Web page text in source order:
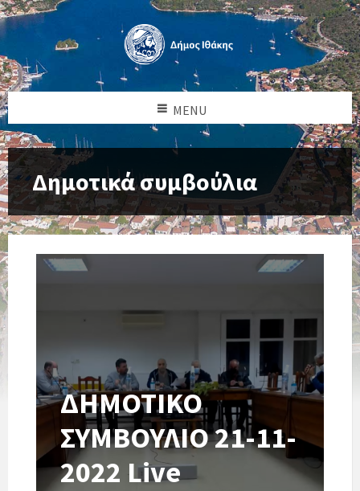
MENU
Δημοτικά συμβούλια
ΔΗΜΟΤΙΚΟ
ΣΥΜΒΟΥΛΙΟ 21-11-
2022 Live